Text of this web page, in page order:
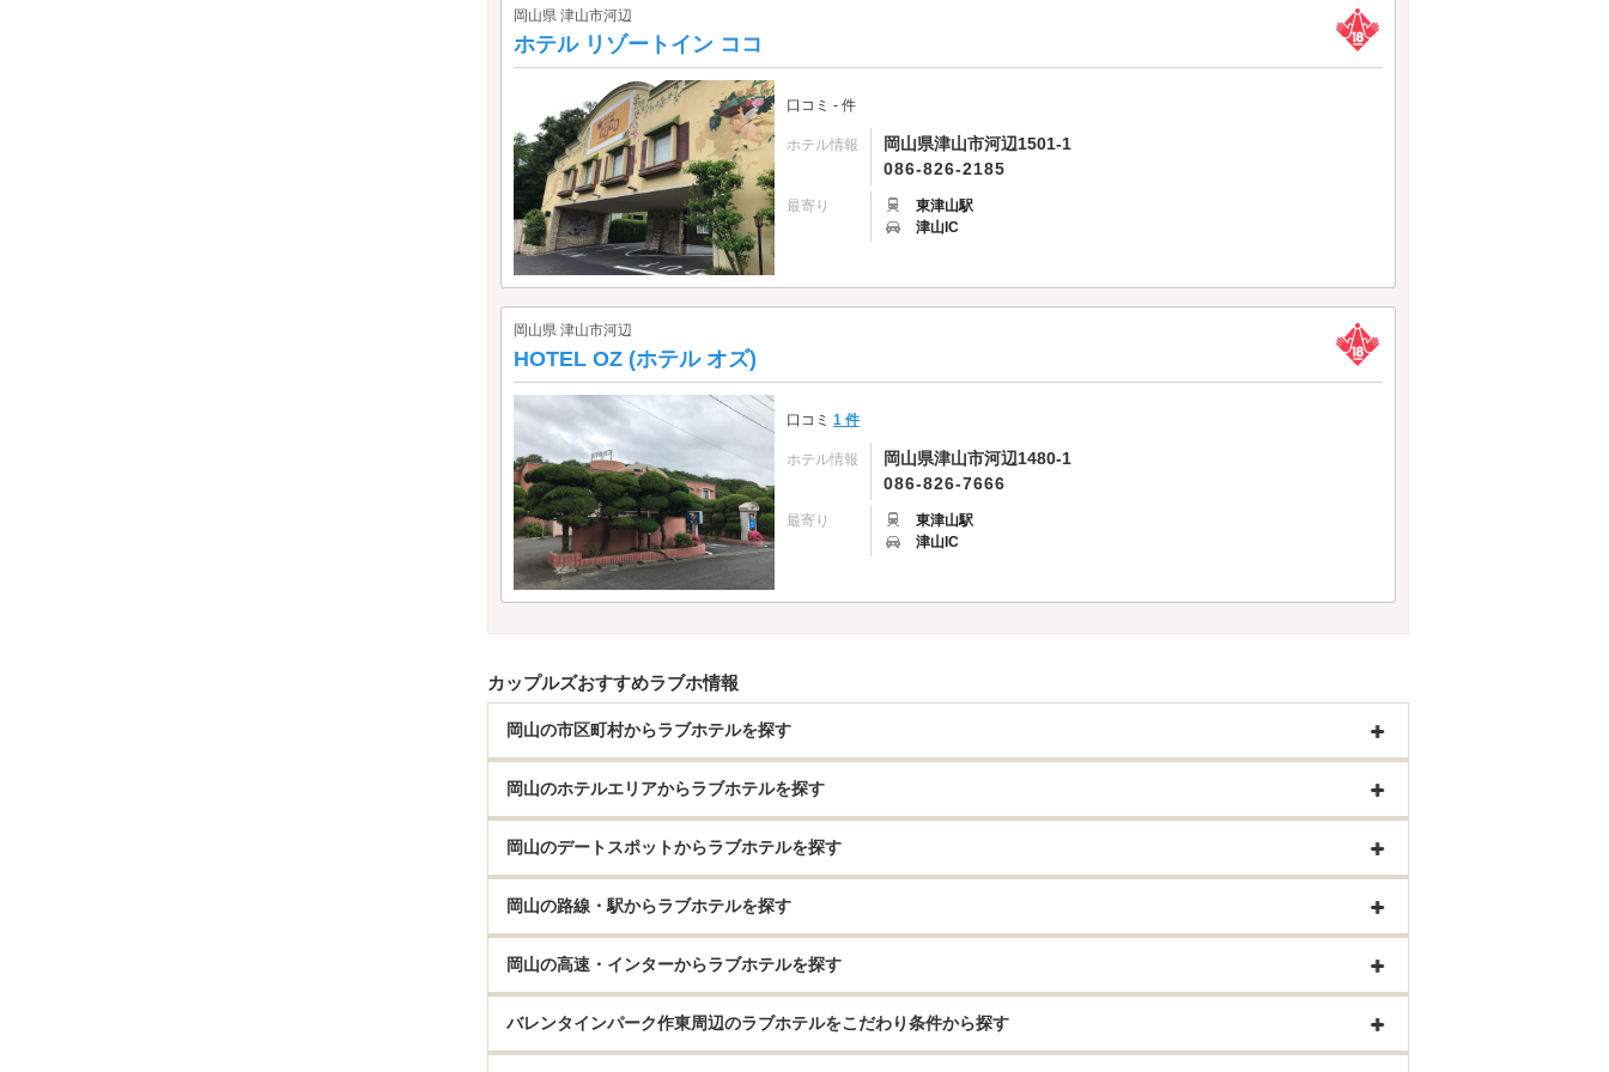
岡山県 津山市河辺
ホテル リゾートイン ココ
口コミ - 件
ホテル情報
岡山県津山市河辺1501-1
086-826-2185
最寄り
東津山駅
津山IC
岡山県 津山市河辺
HOTEL OZ (ホテル オズ)
口コミ 1 件
ホテル情報
岡山県津山市河辺1480-1
086-826-7666
最寄り
東津山駅
津山IC
カップルズおすすめラブホ情報
岡山の市区町村からラブホテルを探す
岡山のホテルエリアからラブホテルを探す
岡山のデートスポットからラブホテルを探す
岡山の路線・駅からラブホテルを探す
岡山の高速・インターからラブホテルを探す
バレンタインパーク作東周辺のラブホテルをこだわり条件から探す